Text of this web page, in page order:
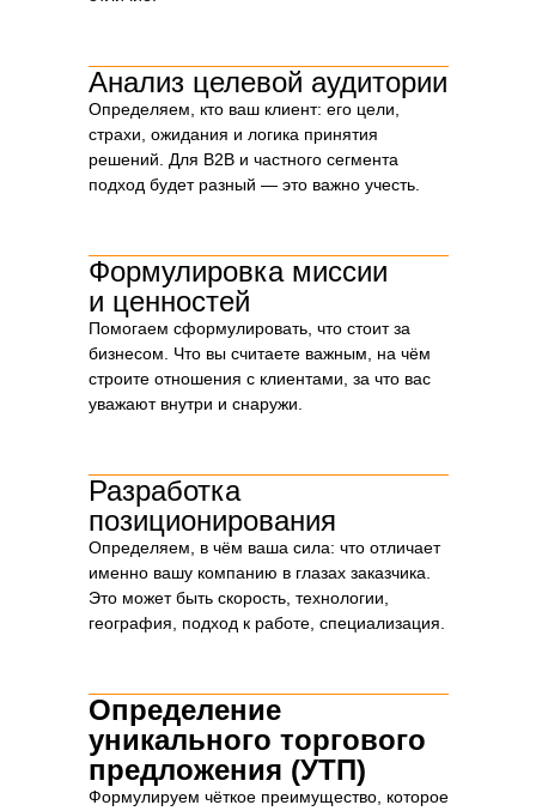
Анализ целевой аудитории
Определяем, кто ваш клиент: его цели,
страхи, ожидания и логика принятия
решений. Для B2B и частного сегмента
подход будет разный — это важно учесть.
Формулировка миссии
и ценностей
Помогаем сформулировать, что стоит за
бизнесом. Что вы считаете важным, на чём
строите отношения с клиентами, за что вас
уважают внутри и снаружи.
Разработка
позиционирования
Определяем, в чём ваша сила: что отличает
именно вашу компанию в глазах заказчика.
Это может быть скорость, технологии,
география, подход к работе, специализация.
Определение
уникального торгового
предложения (УТП)
Формулируем чёткое преимущество, которое
занимает на рынке.
Мы часто видим, как компании заказывают
сайт или логотип, не определив смыслы.
Результат — фирменный стиль «как у всех»:
— очередной домик в логотипе,
— тексты в духе «мы строим надёжно»,
ляжет всё остальное: визуал, сайт,
коммерческое, речи на переговорах. Она
отвечает на главные вопросы:
Зачем вообще существует ваша компания?
В чём ваше отличие от конкурентов?
Почему клиент должен выбрать вас?
Какой у вас характер, стиль общения,
чёткие ориентиры. Это экономит время, деньги
и помогает создавать нечто цельное.